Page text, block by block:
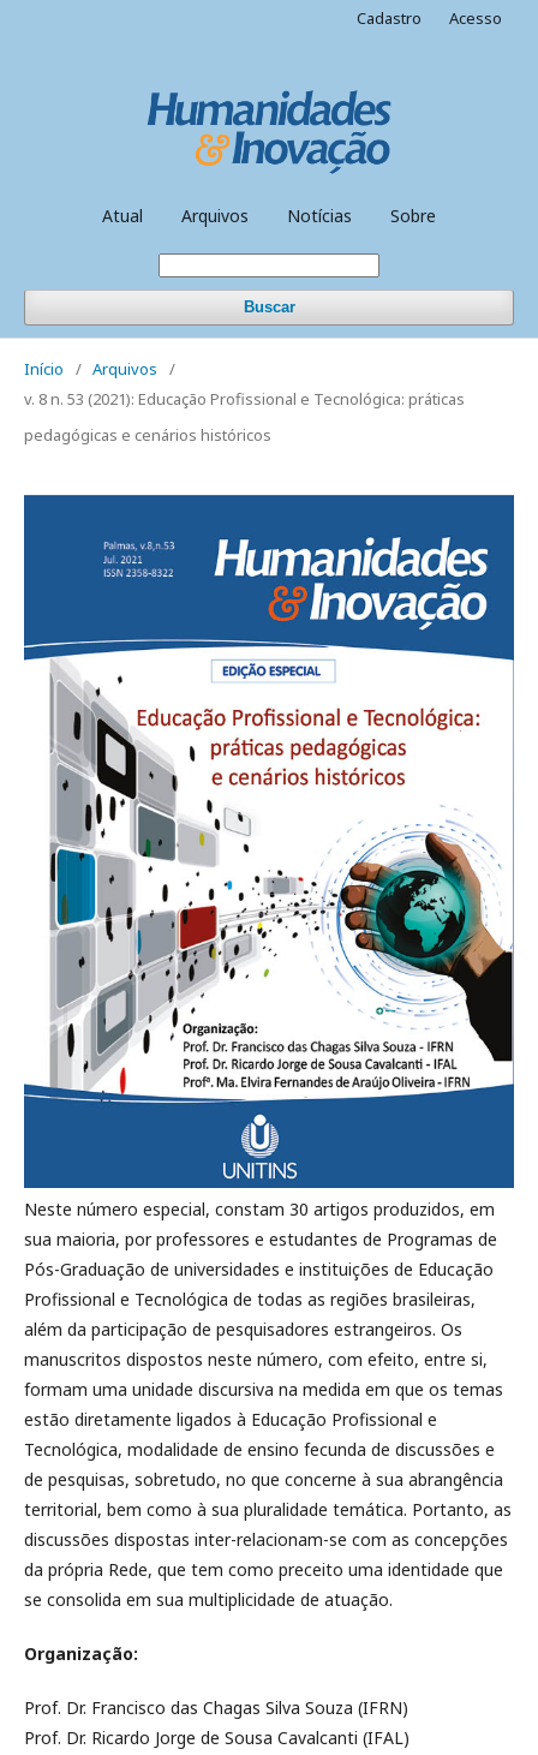
Atual Arquivos Notícias Sobre
Buscar
Cadastro Acesso
Início / Arquivos
/
v. 8 n. 53 (2021): Educação Profissional e Tecnológica: práticas
pedagógicas e cenários históricos
Neste número especial, constam 30 artigos produzidos, em
sua maioria, por professores e estudantes de Programas de
Pós-Graduação de universidades e instituições de Educação
Profissional e Tecnológica de todas as regiões brasileiras,
além da participação de pesquisadores estrangeiros. Os
manuscritos dispostos neste número, com efeito, entre si,
formam uma unidade discursiva na medida em que os temas
estão diretamente ligados à Educação Profissional e
Tecnológica, modalidade de ensino fecunda de discussões e
de pesquisas, sobretudo, no que concerne à sua abrangência
territorial, bem como à sua pluralidade temática. Portanto, as
discussões dispostas inter-relacionam-se com as concepções
da própria Rede, que tem como preceito uma identidade que
se consolida em sua multiplicidade de atuação.
Organização:
Prof. Dr. Francisco das Chagas Silva Souza (IFRN)
Prof. Dr. Ricardo Jorge de Sousa Cavalcanti (IFAL)